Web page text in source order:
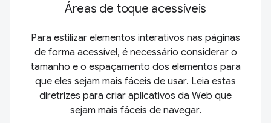
Áreas de toque acessíveis
Para estilizar elementos interativos nas páginas
de forma acessível, é necessário considerar o
tamanho e o espaçamento dos elementos para
que eles sejam mais fáceis de usar. Leia estas
diretrizes para criar aplicativos da Web que
sejam mais fáceis de navegar.